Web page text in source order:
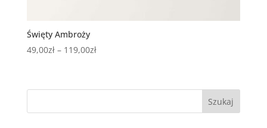
Święty Ambroży
49,00zł – 119,00złZakres
49,00zł